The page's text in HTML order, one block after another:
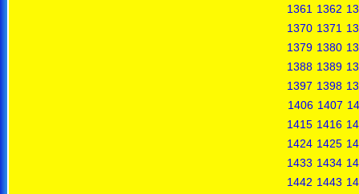
1361 1362
1370 1371
1379 1380
1388 1389
1397 1398
1406 1407
1415 1416
1424 1425
1433 1434
1442 1443